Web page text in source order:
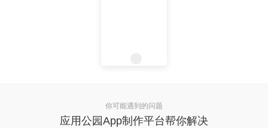
你可能遇到的问题
应用公园App制作平台帮你解决